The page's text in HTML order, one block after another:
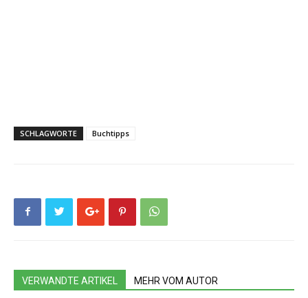
SCHLAGWORTE Buchtipps
VERWANDTE ARTIKEL MEHR VOM AUTOR